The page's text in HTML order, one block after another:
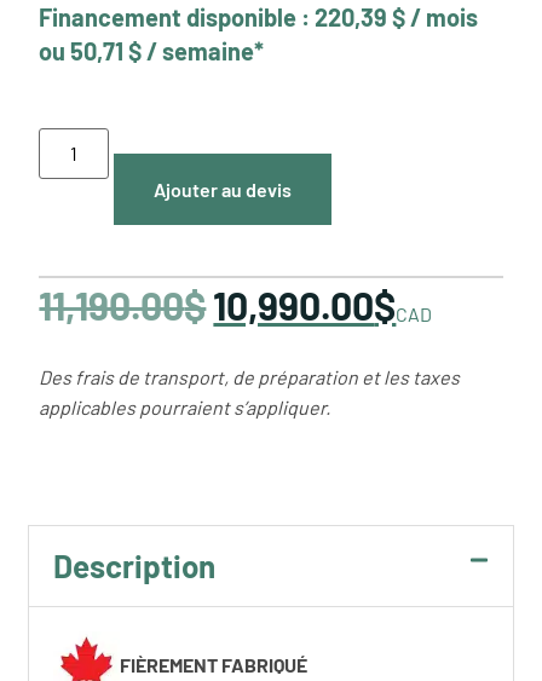
Financement disponible : 220,39 $ / mois
ou 50,71 $ / semaine*
Ajouter au devis
11,190.00$10,990.00$CAD
Des frais de transport, de préparation et les taxes
applicables pourraient s’appliquer.
Description
FIÈREMENT FABRIQUÉ